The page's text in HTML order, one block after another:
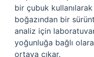
bir çubuk
boğazından bir
analiz için
yoğunluğa bağlı
ortaya çıkar.